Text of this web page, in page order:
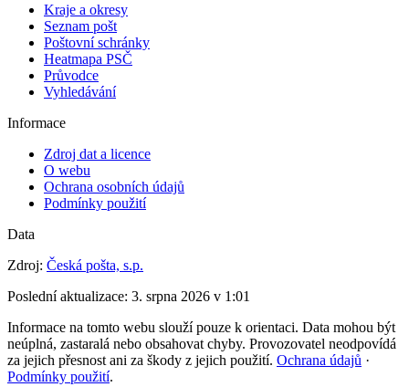
Kraje a okresy
Seznam pošt
Poštovní schránky
Heatmapa PSČ
Průvodce
Vyhledávání
Informace
Zdroj dat a licence
O webu
Ochrana osobních údajů
Podmínky použití
Data
Zdroj: Česká pošta, s.p.
Poslední aktualizace: 3. srpna 2026 v 1:01
Informace na tomto webu slouží pouze k orientaci. Data mohou být
neúplná, zastaralá nebo obsahovat chyby. Provozovatel neodpovídá
za jejich přesnost ani za škody z jejich použití. Ochrana údajů ·
Podmínky použití.